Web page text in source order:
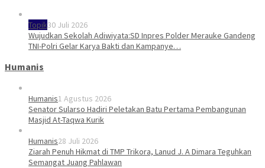
Topik30 Juli 2026
Wujudkan Sekolah Adiwiyata:SD Inpres Polder Merauke Gandeng
TNI-Polri Gelar Karya Bakti dan Kampanye…
Humanis
Humanis1 Agustus 2026
Senator Sularso Hadiri Peletakan Batu Pertama Pembangunan
Masjid At-Taqwa Kurik
Humanis28 Juli 2026
Ziarah Penuh Hikmat di TMP Trikora, Lanud J. A Dimara Teguhkan
Semangat Juang Pahlawan